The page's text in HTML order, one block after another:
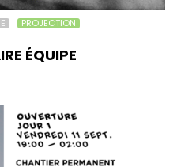
PROJECTION
ÉQUIPE